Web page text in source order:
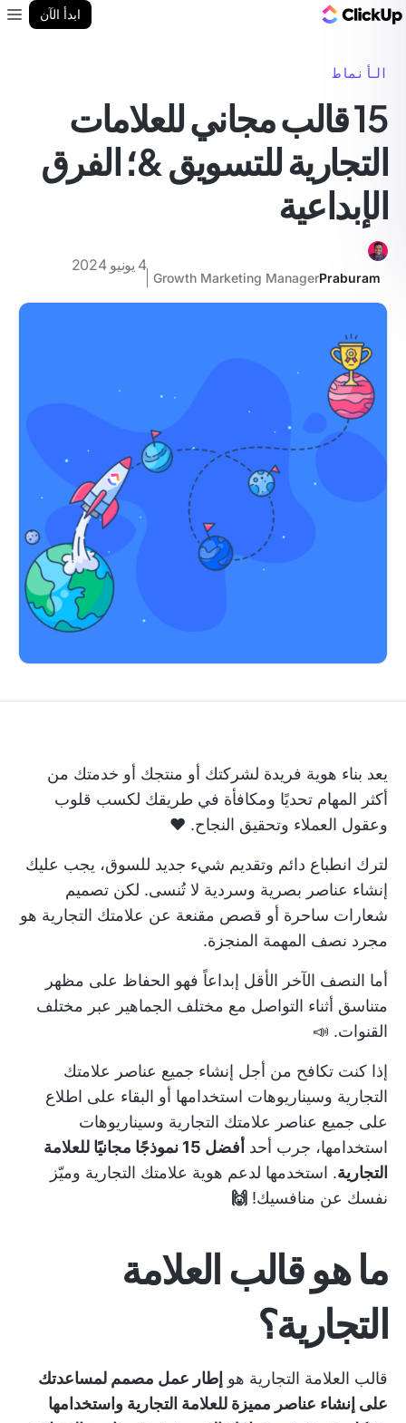
ابدأ الآن
الأنماط
15 قالب مجاني للعلامات
التجارية للتسويق &؛ الفرق
الإبداعية
Praburam
Growth Marketing Manager
4 يونيو 2024
يعد بناء هوية فريدة لشركتك أو منتجك أو خدمتك من
أكثر المهام تحديًا ومكافأة في طريقك لكسب قلوب
وعقول العملاء وتحقيق النجاح. ♥️
لترك انطباع دائم وتقديم شيء جديد للسوق، يجب عليك
إنشاء عناصر بصرية وسردية لا تُنسى. لكن تصميم
شعارات ساحرة أو قصص مقنعة عن علامتك التجارية هو
مجرد نصف المهمة المنجزة.
أما النصف الآخر الأقل إبداعاً فهو الحفاظ على مظهر
متناسق أثناء التواصل مع مختلف الجماهير عبر مختلف
القنوات. 📣
إذا كنت تكافح من أجل إنشاء جميع عناصر علامتك
التجارية وسيناريوهات استخدامها أو البقاء على اطلاع
على جميع عناصر علامتك التجارية وسيناريوهات
استخدامها، جرب أحد
أفضل 15 نموذجًا مجانيًا للعلامة
التجارية. استخدمها لدعم هوية علامتك التجارية وميّز
نفسك عن منافسيك! 🙌
ما هو قالب العلامة
التجارية؟
قالب العلامة التجارية هو إطار عمل مصمم لمساعدتك
على إنشاء عناصر مميزة للعلامة التجارية واستخدامها